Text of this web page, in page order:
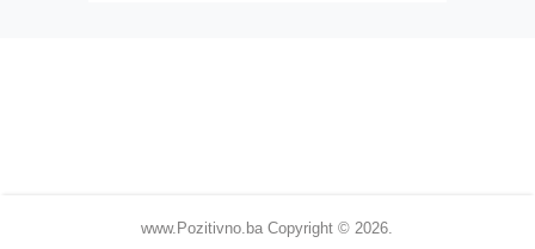
www.Pozitivno.ba Copyright © 2026.